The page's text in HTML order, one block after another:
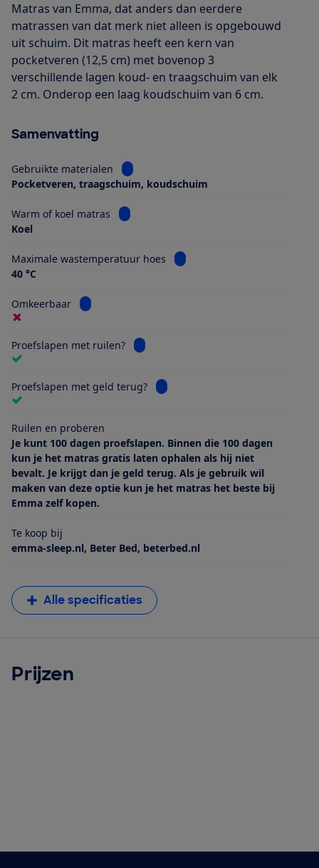
Matras van Emma, dat anders dan eerdere
matrassen van dat merk niet alleen is opgebouwd
uit schuim. Dit matras heeft een kern van
pocketveren (12,5 cm) met bovenop 3
verschillende lagen koud- en traagschuim van elk
2 cm. Onderop een laag koudschuim van 6 cm.
Samenvatting
Gebruikte materialen
Bekijk informatie voor Gebruikte
Pocketveren, traagschuim, koudschuim
Warm of koel matras
Bekijk informatie voor Warm of koel
Koel
Maximale wastemperatuur hoes
Bekijk informatie voor
40 °C
Omkeerbaar Bekijk informatie voor Omkeerbaar
Proefslapen met ruilen? Bekijk informatie voor Proefslapen
Proefslapen met geld terug? Bekijk informatie voor
Ruilen en proberen
Je kunt 100 dagen proefslapen. Binnen die 100 dagen
kun je het matras gratis laten ophalen als hij niet
bevalt. Je krijgt dan je geld terug. Als je gebruik wil
maken van deze optie kun je het matras het beste bij
Emma zelf kopen.
Te koop bij
emma-sleep.nl, Beter Bed, beterbed.nl
Alle specificaties
Prijzen